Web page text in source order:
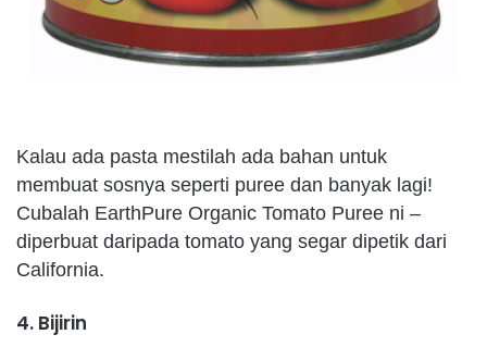
Kalau ada pasta mestilah ada bahan untuk
membuat sosnya seperti puree dan banyak lagi!
Cubalah EarthPure Organic Tomato Puree ni –
diperbuat daripada tomato yang segar dipetik dari
California.
4. Bijirin